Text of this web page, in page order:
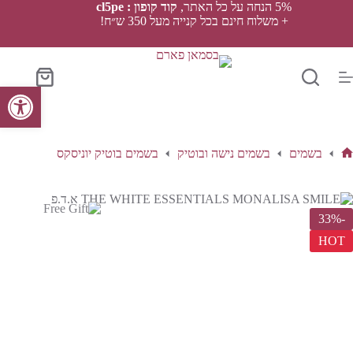
פתח סרגל נגישות
5% הנחה על כל האתר,
קוד קופון : cl5pe
+ משלוח חינם בכל קנייה מעל 350 ש״ח!
סל
הקניות
בשמים בשמים נישה ובוטיק בשמים בוטיק יוניסקס
-33%
HOT